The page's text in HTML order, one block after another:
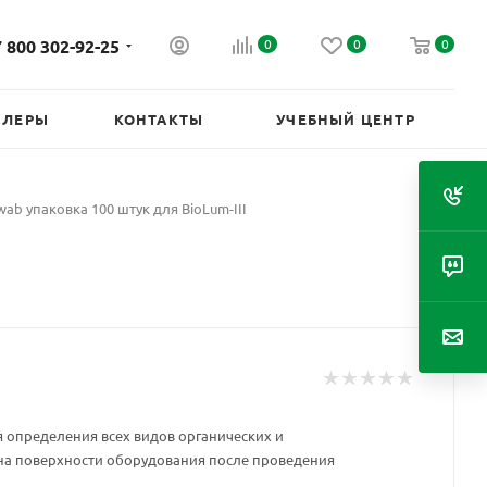
800 302-92-25 0 0 0
КОНТАКТЫ УЧЕБНЫЙ ЦЕНТР
упаковка 100 штук для BioLum-III
всех видов органических и
поверхности оборудования после проведения